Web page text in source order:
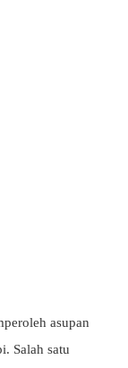
asupan
Salah satu